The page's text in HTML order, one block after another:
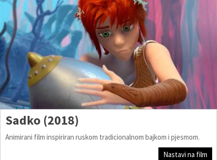
Sadko (2018)
Animirani film inspiriran ruskom tradicionalnom bajkom i pjesmom.
Nastavi na film